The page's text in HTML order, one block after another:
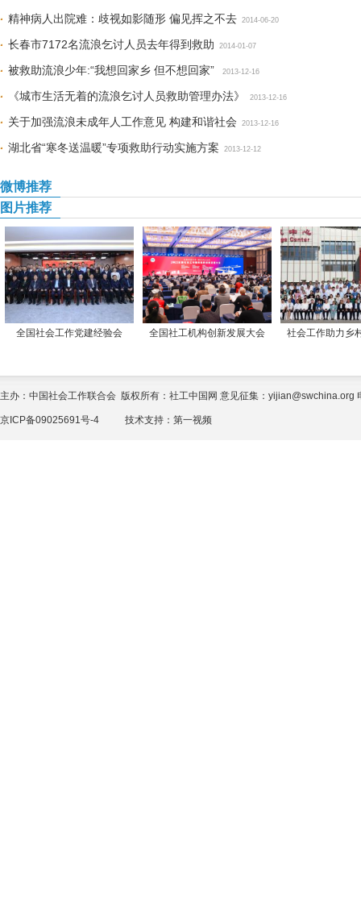
精神病人出院难：歧视如影随形 偏见挥之不去 2014-06-20
长春市7172名流浪乞讨人员去年得到救助 2014-01-07
被救助流浪少年:“我想回家乡 但不想回家” 2013-12-16
《城市生活无着的流浪乞讨人员救助管理办法》 2013-12-16
关于加强流浪未成年人工作意见 构建和谐社会 2013-12-16
湖北省“寒冬送温暖”专项救助行动实施方案 2013-12-12
微博推荐
图片推荐
全国社会工作党建经验会 全国社工机构创新发展大会 社会工作助力乡
主办：中国社会工作联合会 版权所有：社工中国网 意见征集：yijian@swchina.org
京ICP备09025691号-4 技术支持： 第一视频